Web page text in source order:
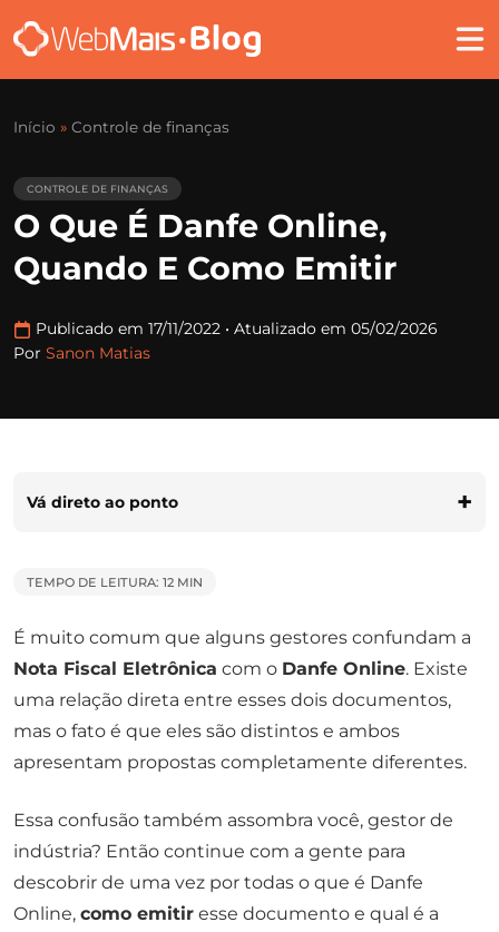
Início » Controle de finanças
CONTROLE DE FINANÇAS
O Que É Danfe Online,
Quando E Como Emitir
Publicado em 17/11/2022 • Atualizado em 05/02/2026
Por Sanon Matias
Vá direto ao ponto
TEMPO DE LEITURA: 12 MIN
É muito comum que alguns gestores confundam a
Nota Fiscal Eletrônica com o Danfe Online. Existe
uma relação direta entre esses dois documentos,
mas o fato é que eles são distintos e ambos
apresentam propostas completamente diferentes.
Essa confusão também assombra você, gestor de
indústria? Então continue com a gente para
descobrir de uma vez por todas o que é Danfe
Online, como emitir esse documento e qual é a